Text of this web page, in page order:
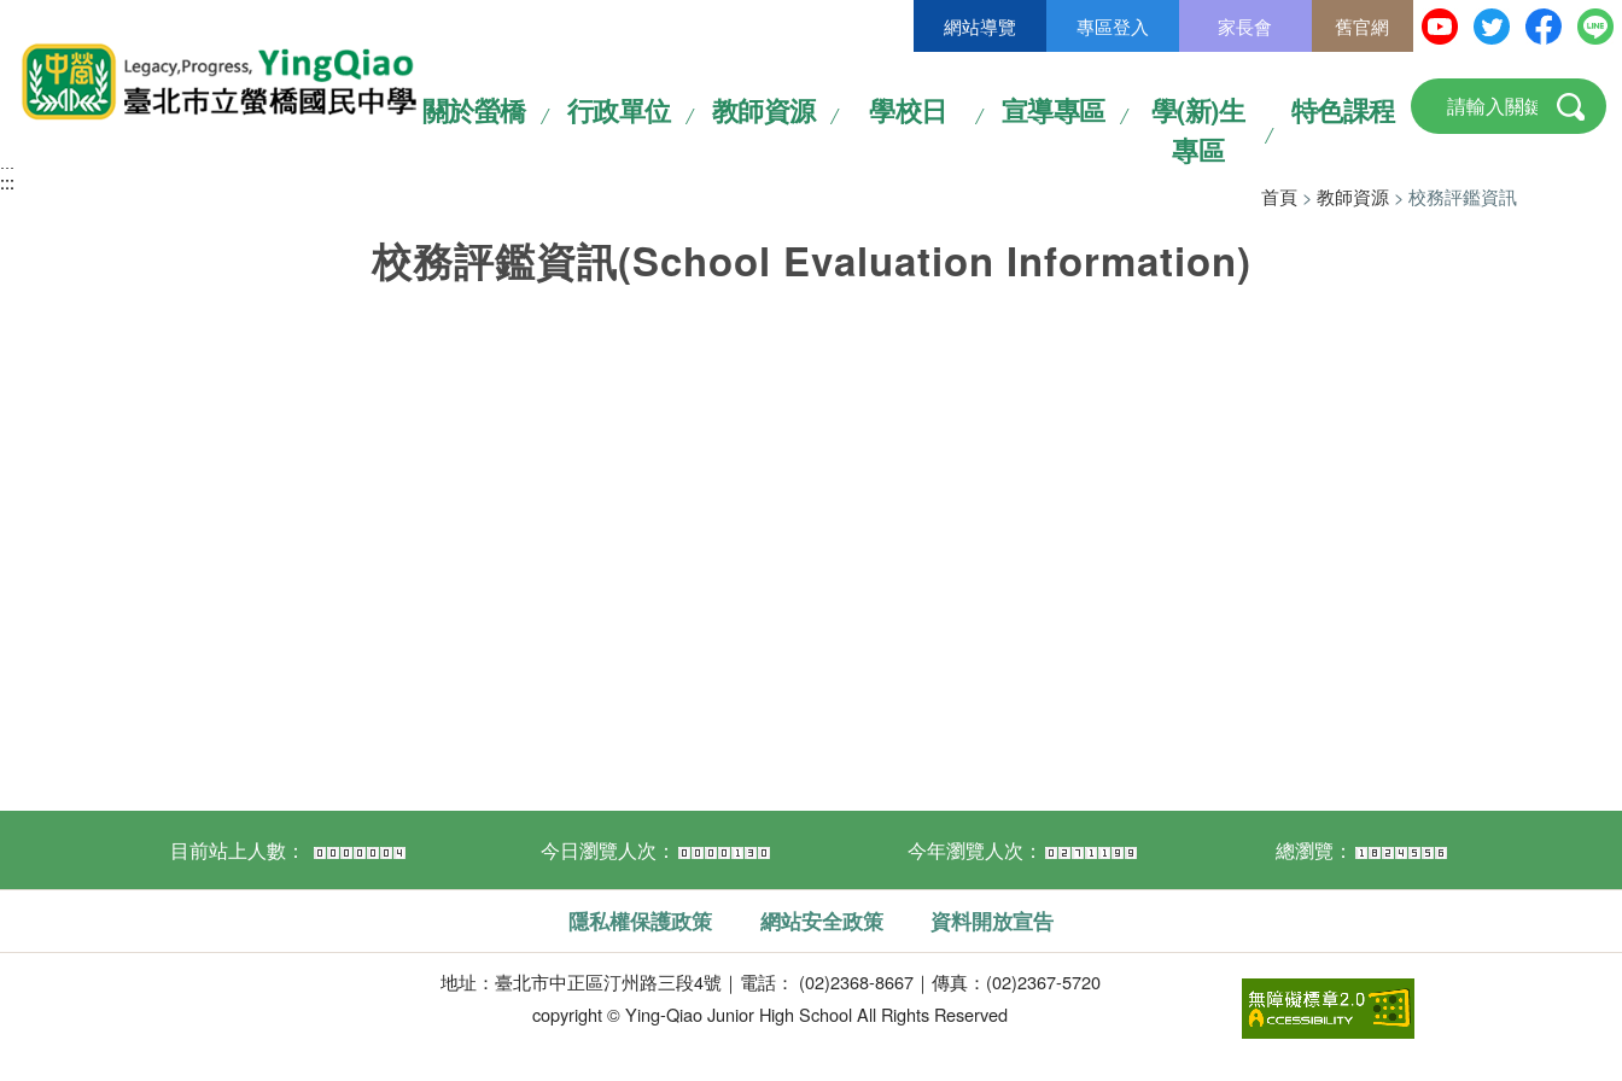
:::
網站導覽 專區登入 家長會 舊官網
關於螢橋 行政單位 教師資源 學校日 宣導專區
學(新)生
專區
特色課程
:::
:::
校務評鑑資訊(School Evaluation Information)
首頁 > 教師資源 > 校務評鑑資訊
目前站上人數： 今日瀏覽人次： 今年瀏覽人次： 總瀏覽：
隱私權保護政策 網站安全政策 資料開放宣告
地址：臺北市中正區汀州路三段4號｜電話： (02)2368-8667｜傳真：(02)2367-5720
copyright © Ying-Qiao Junior High School All Rights Reserved